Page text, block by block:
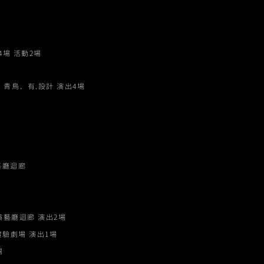
場 活動2場
鳥．有.設計 演出4場
迴廊​
廳迴廊 演出2場
驗劇場 演出1場